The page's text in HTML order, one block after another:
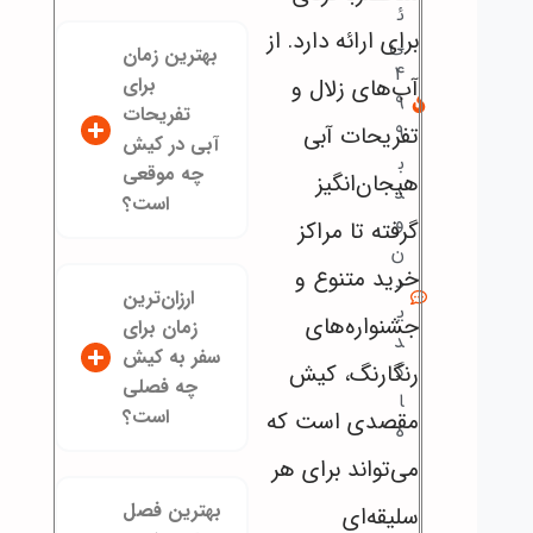
ئ
ی
4
9
9
ب
د
و
ن
د
ی
د
گ
ا
ه
برای ارائه دارد. از
آب‌های زلال و
تفریحات آبی
هیجان‌انگیز
گرفته تا مراکز
خرید متنوع و
جشنواره‌های
رنگارنگ، کیش
مقصدی است که
می‌تواند برای هر
سلیقه‌ای
بهترین زمان
برای
تفریحات
آبی در کیش
چه موقعی
است؟
ارزان‌ترین
زمان برای
سفر به کیش
چه فصلی
است؟
بهترین فصل